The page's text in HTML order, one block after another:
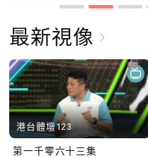
最新視像
港台體壇123
第一千零六十三集